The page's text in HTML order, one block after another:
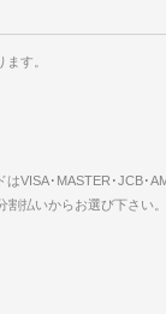
す。
はVISA･MASTER･JCB･
払いからお選び下さい。